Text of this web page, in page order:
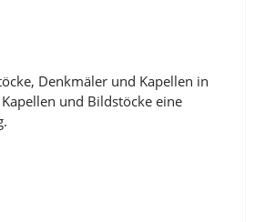
Denkmäler und Kapellen in
und Bildstöcke eine